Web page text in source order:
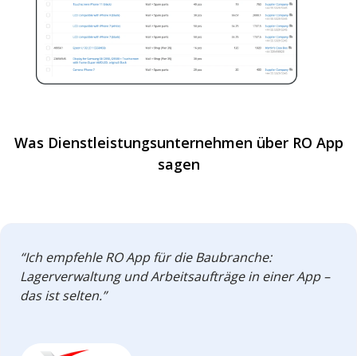
Was Dienstleistungsunternehmen über RO App
sagen
“Ich empfehle RO App für die Baubranche:
Lagerverwaltung und Arbeitsaufträge in einer App –
das ist selten.”